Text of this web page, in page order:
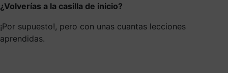
¿Volverías a la casilla de inicio?
¡Por supuesto!, pero con unas cuantas lecciones
aprendidas.